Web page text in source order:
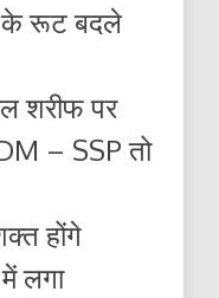
के रूट बदले
शरीफ पर
– SSP तो
होंगे
लगा